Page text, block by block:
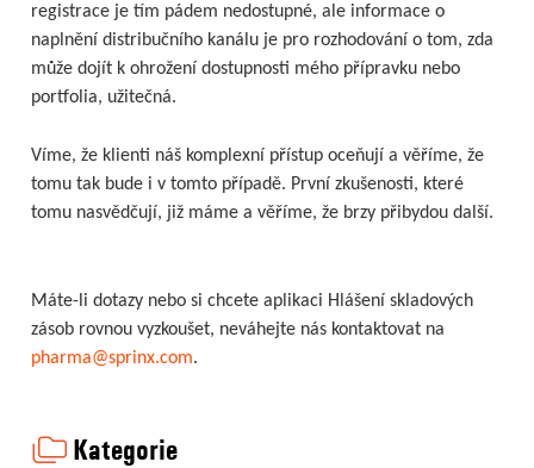
registrace je tím pádem nedostupné, ale informace o
naplnění distribučního kanálu je pro rozhodování o tom, zda
může dojít k ohrožení dostupnosti mého přípravku nebo
portfolia, užitečná.
Víme, že klienti náš komplexní přístup oceňují a věříme, že
tomu tak bude i v tomto případě. První zkušenosti, které
tomu nasvědčují, již máme a věříme, že brzy přibydou další.
Máte-li dotazy nebo si chcete aplikaci Hlášení skladových
zásob rovnou vyzkoušet, neváhejte nás kontaktovat na
pharma@sprinx.com.
Kategorie